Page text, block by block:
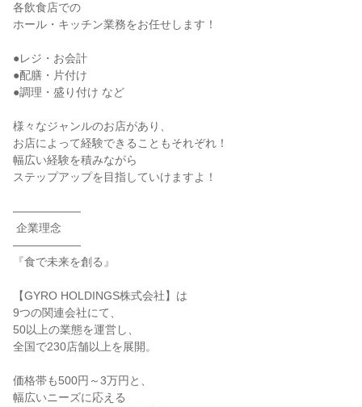
各飲食店での
ホール・キッチン業務をお任せします！
●レジ・お会計
●配膳・片付け
●調理・盛り付け など
様々なジャンルのお店があり、
お店によって経験できることもそれぞれ！
幅広い経験を積みながら
ステップアップを目指していけますよ！
――――――
――――――
『食で未来を創る』
【GYRO HOLDINGS株式会社】は
9つの関連会社にて、
50以上の業態を運営し、
全国で230店舗以上を展開。
価格帯も500円～3万円と、
幅広いニーズに応える